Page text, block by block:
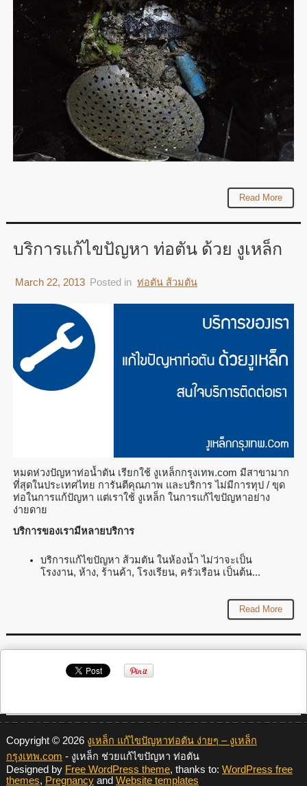
Read More
บริการแก้ไขปัญหา ท่อตัน ด้วย งูเหล็ก
March 22, 2013 Posted in ท่อตัน ส้วมตัน
หมดห่วงปัญหาท่อน้ำตัน เรียกใช้ งูเหล็กกรุงเทพ.com มีสาขามาก
ที่สุดในประเทศไทย การันตีคุณภาพ และบริการ ไม่มีการทุป / ขุด
ท่อในการแก้ปัญหา แต่เราใช้ งูเหล็ก ในการแก้ไขปัญหาอย่าง
ง่ายดาย
บริการของเรามีหลายบริการ
บริการแก้ไขปัญหา ส้วมตัน ในห้องน้ำ ไม่ว่าจะเป็น
โรงงาน, ห้าง, ร้านค้า, โรงเรียน, ครัวเรือน เป็นต้น...
Read More
Copyright © 2026 งูเหล็ก แก้ไขปัญหาท่อตัน ง่ายๆ – งูเหล็ก
กรุงเทพ.com - งูเหล็ก ช่วยแก้ไขปัญหา ท่อตัน
Designed by Free WordPress theme, thanks to: WordPress free
themes, Pregnancyand Website templates